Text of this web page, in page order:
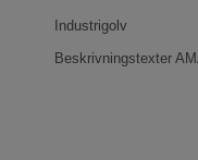
Industrigolv
Beskrivningstexter